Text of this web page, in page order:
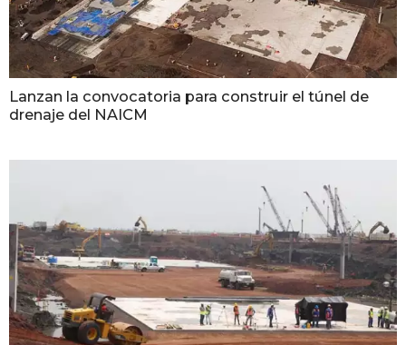
Lanzan la convocatoria para construir el túnel de
drenaje del NAICM